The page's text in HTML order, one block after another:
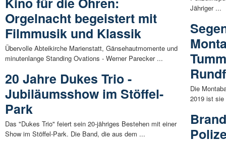
Orgelnacht begeistert mit
Filmmusik und Klassik
Übervolle Abteikirche Marienstatt, Gänsehautmomente und
minutenlange Standing Ovations - Werner Parecker ...
20 Jahre Dukes Trio -
Jubiläumsshow im Stöffel-
Park
Das "Dukes Trio" feiert sein 20-jähriges Bestehen mit einer
Show im Stöffel-Park. Die Band, die aus dem ...
Jähriger ...
Die
2019 ist sie